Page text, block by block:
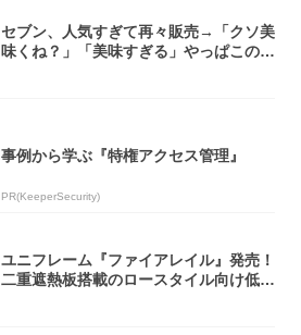
セブン、人気すぎて再々販売→「クソ美
味くね？」「美味すぎる」やっぱこのク
事例から学ぶ『特権アクセス管理』
PR(KeeperSecurity)
ユニフレーム『ファイアレイル』発売！
二重遮熱板搭載のロースタイル向け低型